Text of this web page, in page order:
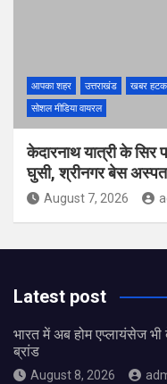
आपका शहर उत्तराखंड खबर
सोशल मीडिया वायरल
केदारनाथ यात्री के सिर
घुसी, श्रीनगर बेस
August 7, 2026
Latest post
भारत में अब होम एप्लायंसेज
ब्रांड
August 8, 2026